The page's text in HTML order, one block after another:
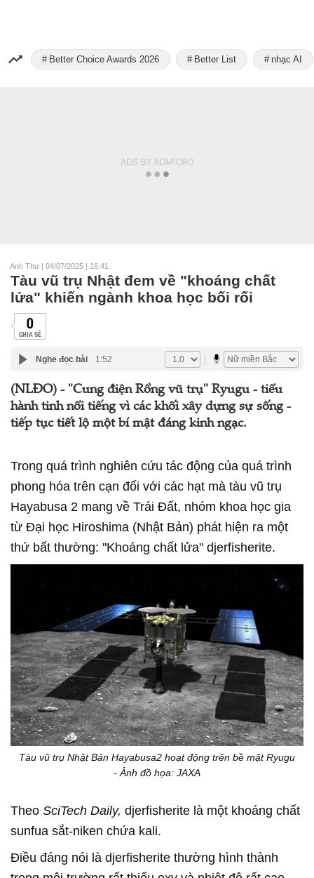
Better Choice Awards 2026 Better List nhạc AI
Anh Thư | 04/07/2025 | 16:41
Tàu vũ trụ Nhật đem về "khoáng chất
lửa" khiến ngành khoa học bối rối
0
CHIA SẺ
Nghe đọc bài 1:52
(NLĐO) - "Cung điện Rồng vũ trụ" Ryugu - tiểu
hành tinh nổi tiếng vì các khối xây dựng sự sống -
tiếp tục tiết lộ một bí mật đáng kinh ngạc.
Trong quá trình nghiên cứu tác động của quá trình
phong hóa trên cạn đối với các hạt mà tàu vũ trụ
Hayabusa 2 mang về Trái Đất, nhóm khoa học gia
từ Đại học Hiroshima (Nhật Bản) phát hiện ra một
thứ bất thường: "Khoáng chất lửa" djerfisherite.
Tàu vũ trụ Nhật Bản Hayabusa2 hoạt động trên bề mặt Ryugu
- Ảnh đồ họa: JAXA
Theo SciTech Daily, djerfisherite là một khoáng chất
sunfua sắt-niken chứa kali.
Điều đáng nói là djerfisherite thường hình thành